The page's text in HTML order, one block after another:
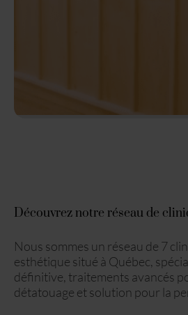
Découvrez notre réseau de
Nous sommes un réseau de 7
esthétique situé à Québec,
définitive, traitements avancés
détatouage et solution pour la